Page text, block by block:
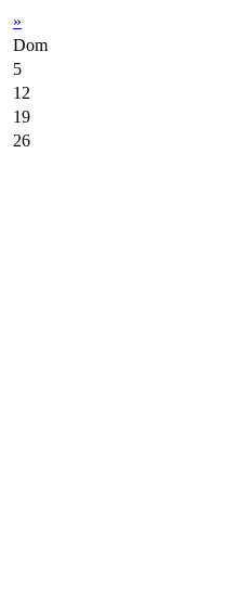
»
Dom
5
12
19
26